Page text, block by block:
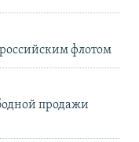
флотом
продажи